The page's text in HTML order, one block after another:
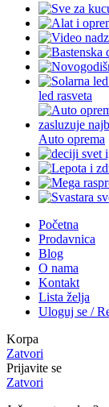
led rasveta
Auto oprema
Početna
Prodavnica
Blog
O nama
Kontakt
Lista želja
Uloguj se /
Korpa
Zatvori
Prijavite se
Zatvori